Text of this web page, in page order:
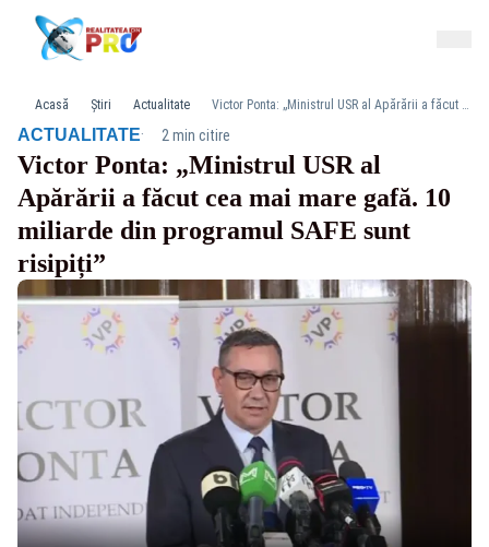
Acasă Știri Actualitate Victor Ponta: „Ministrul USR al Apărării a făcut cea mai mare gafă. 10 miliarde din programul SAFE sunt risipiți”
ACTUALITATE· 2 min citire
Victor Ponta: „Ministrul USR al
Apărării a făcut cea mai mare gafă. 10
miliarde din programul SAFE sunt
risipiți”